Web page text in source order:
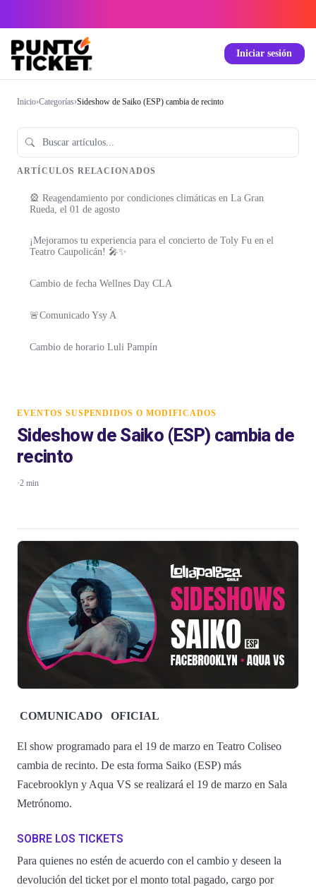
Iniciar sesión
Inicio›Categorías›Sideshow de Saiko (ESP) cambia de recinto
ARTÍCULOS RELACIONADOS
🎡 Reagendamiento por condiciones climáticas en La Gran
Rueda, el 01 de agosto
¡Mejoramos tu experiencia para el concierto de Toly Fu en el
Teatro Caupolicán! 🎤✨
Cambio de fecha Wellnes Day CLA
🚨Comunicado Ysy A
Cambio de horario Luli Pampín
EVENTOS SUSPENDIDOS O MODIFICADOS
Sideshow de Saiko (ESP) cambia de
recinto
·2 min
COMUNICADO OFICIAL
El show programado para el 19 de marzo en Teatro Coliseo
cambia de recinto. De esta forma Saiko (ESP) más
Facebrooklyn y Aqua VS se realizará el 19 de marzo en Sala
Metrónomo.
SOBRE LOS TICKETS
Para quienes no estén de acuerdo con el cambio y deseen la
devolución del ticket por el monto total pagado, cargo por